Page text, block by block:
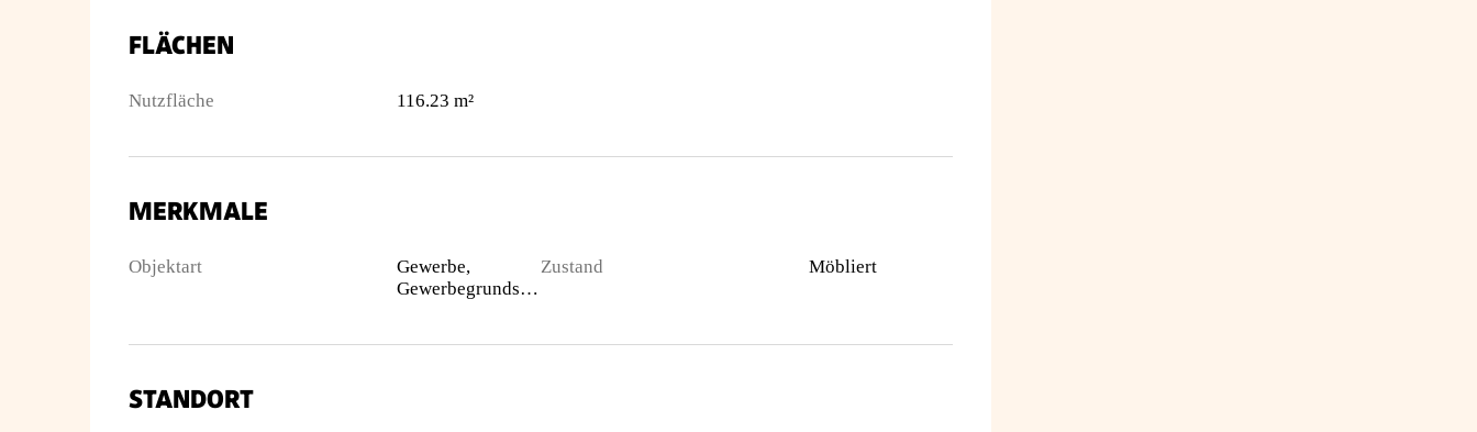
FLÄCHEN
Nutzfläche 116.23 m²
MERKMALE
Objektart
Gewerbe,
Gewerbegrundstück
Zustand Möbliert
STANDORT